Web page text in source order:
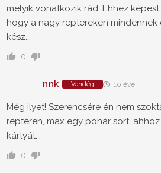
melyik vonatkozik rád. Ehhez képest
hogy a nagy reptereken mindennek
kész...
0
nnk Vendég 10 éve
Még ilyet! Szerencsére én nem
reptéren, max egy pohár sört,
kártyát...
0